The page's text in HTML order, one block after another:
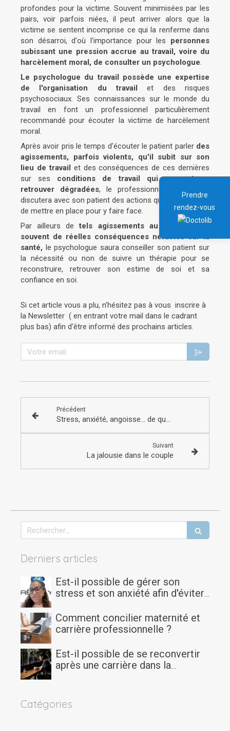
profondes pour la victime. Souvent minimisées par les
pairs, voir parfois niées, il peut arriver alors que la
victime se sentent incomprise ce qui la renferme dans
son désarroi, d'où l'importance pour les personnes
subissant une pression accrue au travail, voire du
harcèlement moral, de consulter un psychologue.
Le psychologue du travail possède une expertise
de l'organisation du travail et des risques
psychosociaux. Ses connaissances sur le monde du
travail en font un professionnel particulièrement
recommandé pour écouter la victime de harcèlement
moral.
Après avoir pris le temps d'écouter le patient parler des
agissements, parfois violents, qu'il subit sur son
lieu de travail et des conséquences de ces dernières
sur ses conditions de travail qui peuvent se
retrouver dégradées, le professionnel étudiera et
discutera avec son patient des actions qu'il est possible
de mettre en place pour y faire face.
Par ailleurs detels agissements au travail ayant
souvent de réelles conséquences néfastes sur la
santé, le psychologue saura conseiller son patient sur
la nécessité ou non de suivre un thérapie pour se
reconstruire, retrouver son estime de soi et sa
confiance en soi.
Si cet article vous a plu, n'hésitez pas à vous inscrire à
la Newsletter ( en entrant votre mail dans le cadrant
plus bas) afin d'être informé des prochains articles.
Votre email
Précédent
Stress, anxiété, angoisse... de quoi parle - t- on?
Suivant
La jalousie dans le couple
Rechercher
Derniers articles
Est-il possible de gérer son
stress et son anxiété afin d'éviter
ou doctorant?
Comment concilier maternité et
carrière professionnelle ?
Est-il possible de se reconvertir
après une carrière dans la
Catégories
Prendre
rendez-vous